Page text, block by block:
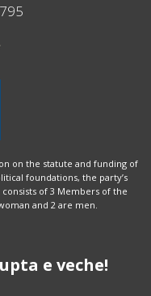
on the statute and funding of
foundations, the party’s
of 3 Members of the
and 2 are men.
e veche!